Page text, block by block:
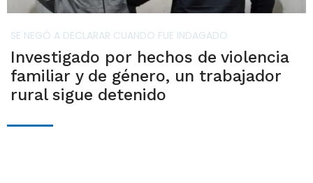
SE NEGÓ A DECLARAR CUANDO FUE INDAGADO
Investigado por hechos de violencia
familiar y de género, un trabajador
rural sigue detenido